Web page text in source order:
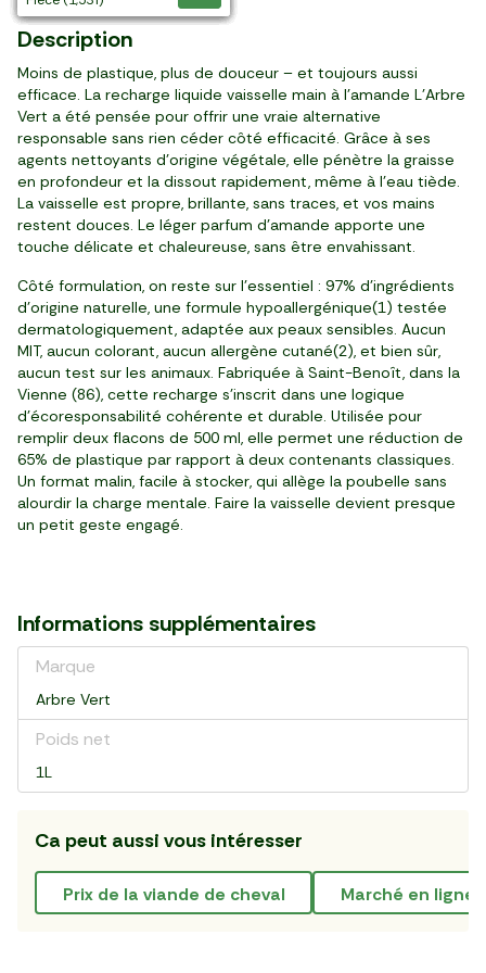
Description
Moins de plastique, plus de douceur – et toujours aussi
efficace. La recharge liquide vaisselle main à l’amande L’Arbre
Vert a été pensée pour offrir une vraie alternative
responsable sans rien céder côté efficacité. Grâce à ses
agents nettoyants d’origine végétale, elle pénètre la graisse
en profondeur et la dissout rapidement, même à l’eau tiède.
La vaisselle est propre, brillante, sans traces, et vos mains
restent douces. Le léger parfum d’amande apporte une
touche délicate et chaleureuse, sans être envahissant.
Côté formulation, on reste sur l’essentiel : 97% d’ingrédients
d’origine naturelle, une formule hypoallergénique(1) testée
dermatologiquement, adaptée aux peaux sensibles. Aucun
MIT, aucun colorant, aucun allergène cutané(2), et bien sûr,
aucun test sur les animaux. Fabriquée à Saint-Benoît, dans la
Vienne (86), cette recharge s’inscrit dans une logique
d’écoresponsabilité cohérente et durable. Utilisée pour
remplir deux flacons de 500 ml, elle permet une réduction de
65% de plastique par rapport à deux contenants classiques.
Un format malin, facile à stocker, qui allège la poubelle sans
alourdir la charge mentale. Faire la vaisselle devient presque
un petit geste engagé.
Informations supplémentaires
Marque
Arbre Vert
Poids net
1L
Ca peut aussi vous intéresser
prix de la viande de cheval marché en ligne